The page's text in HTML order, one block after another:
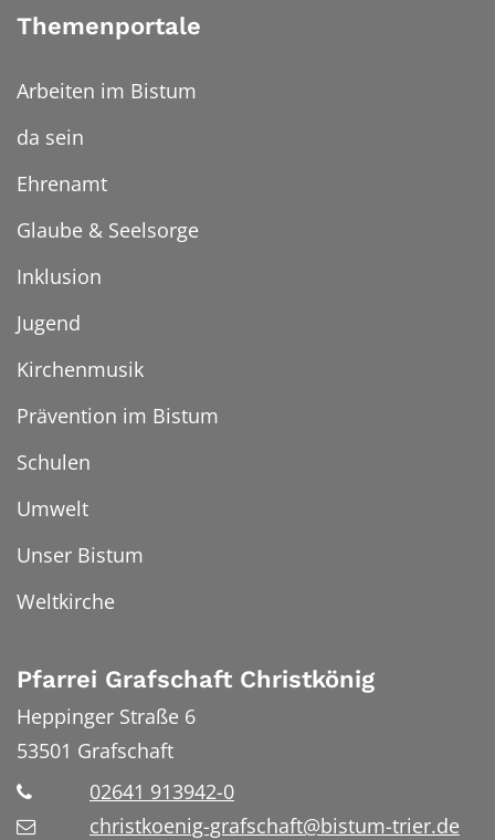
Themenportale
Arbeiten im Bistum
da sein
Ehrenamt
Glaube & Seelsorge
Inklusion
Jugend
Kirchenmusik
Prävention im Bistum
Schulen
Umwelt
Unser Bistum
Weltkirche
Pfarrei Grafschaft Christkönig
Heppinger Straße 6
53501 Grafschaft
02641 913942-0
christkoenig-grafschaft@bistum-trier.de